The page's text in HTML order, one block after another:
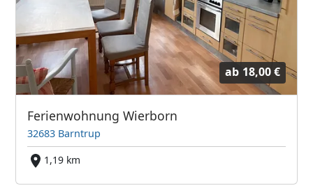
ab 18,00 €
Ferienwohnung Wierborn
32683 Barntrup
1,19 km